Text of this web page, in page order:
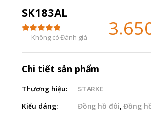
SK183AL
Không có Đánh giá
Chi tiết sản phẩm
Thương hiệu:
STARKE
Kiểu dáng:
Đồng hồ đôi, Đồng